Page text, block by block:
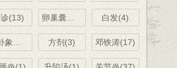
(13) 卵巢囊肿(2) 白发(4)
方剂(3) 邓铁涛(17)